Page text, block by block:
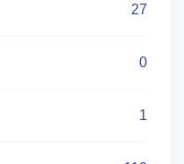
27
0
1